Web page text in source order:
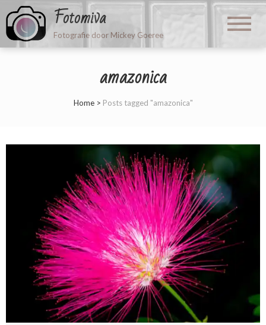
Fotomiva
Fotografie door Mickey Goeree
amazonica
Home> Posts tagged "amazonica"